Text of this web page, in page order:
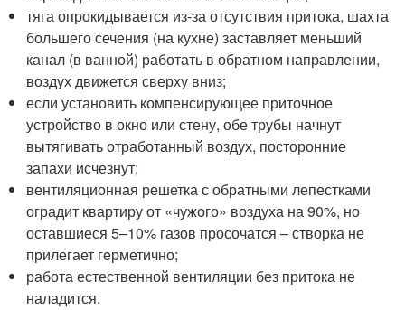
тяга опрокидывается из-за отсутствия притока, шахта
большего сечения (на кухне) заставляет меньший
канал (в ванной) работать в обратном направлении,
воздух движется сверху вниз;
если установить компенсирующее приточное
устройство в окно или стену, обе трубы начнут
вытягивать отработанный воздух, посторонние
запахи исчезнут;
вентиляционная решетка с обратными лепестками
оградит квартиру от «чужого» воздуха на 90%, но
оставшиеся 5–10% газов просочатся – створка не
прилегает герметично;
работа естественной вентиляции без притока не
наладится.